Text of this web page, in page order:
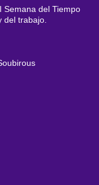
Semana del Tiempo
del trabajo.